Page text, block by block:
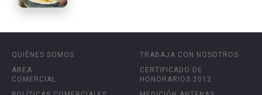
QUIÉNES SOMOS
ÁREA
COMERCIAL
TRABAJA CON NOSOTROS
CERTIFICADO DE
HONORARIOS 2012